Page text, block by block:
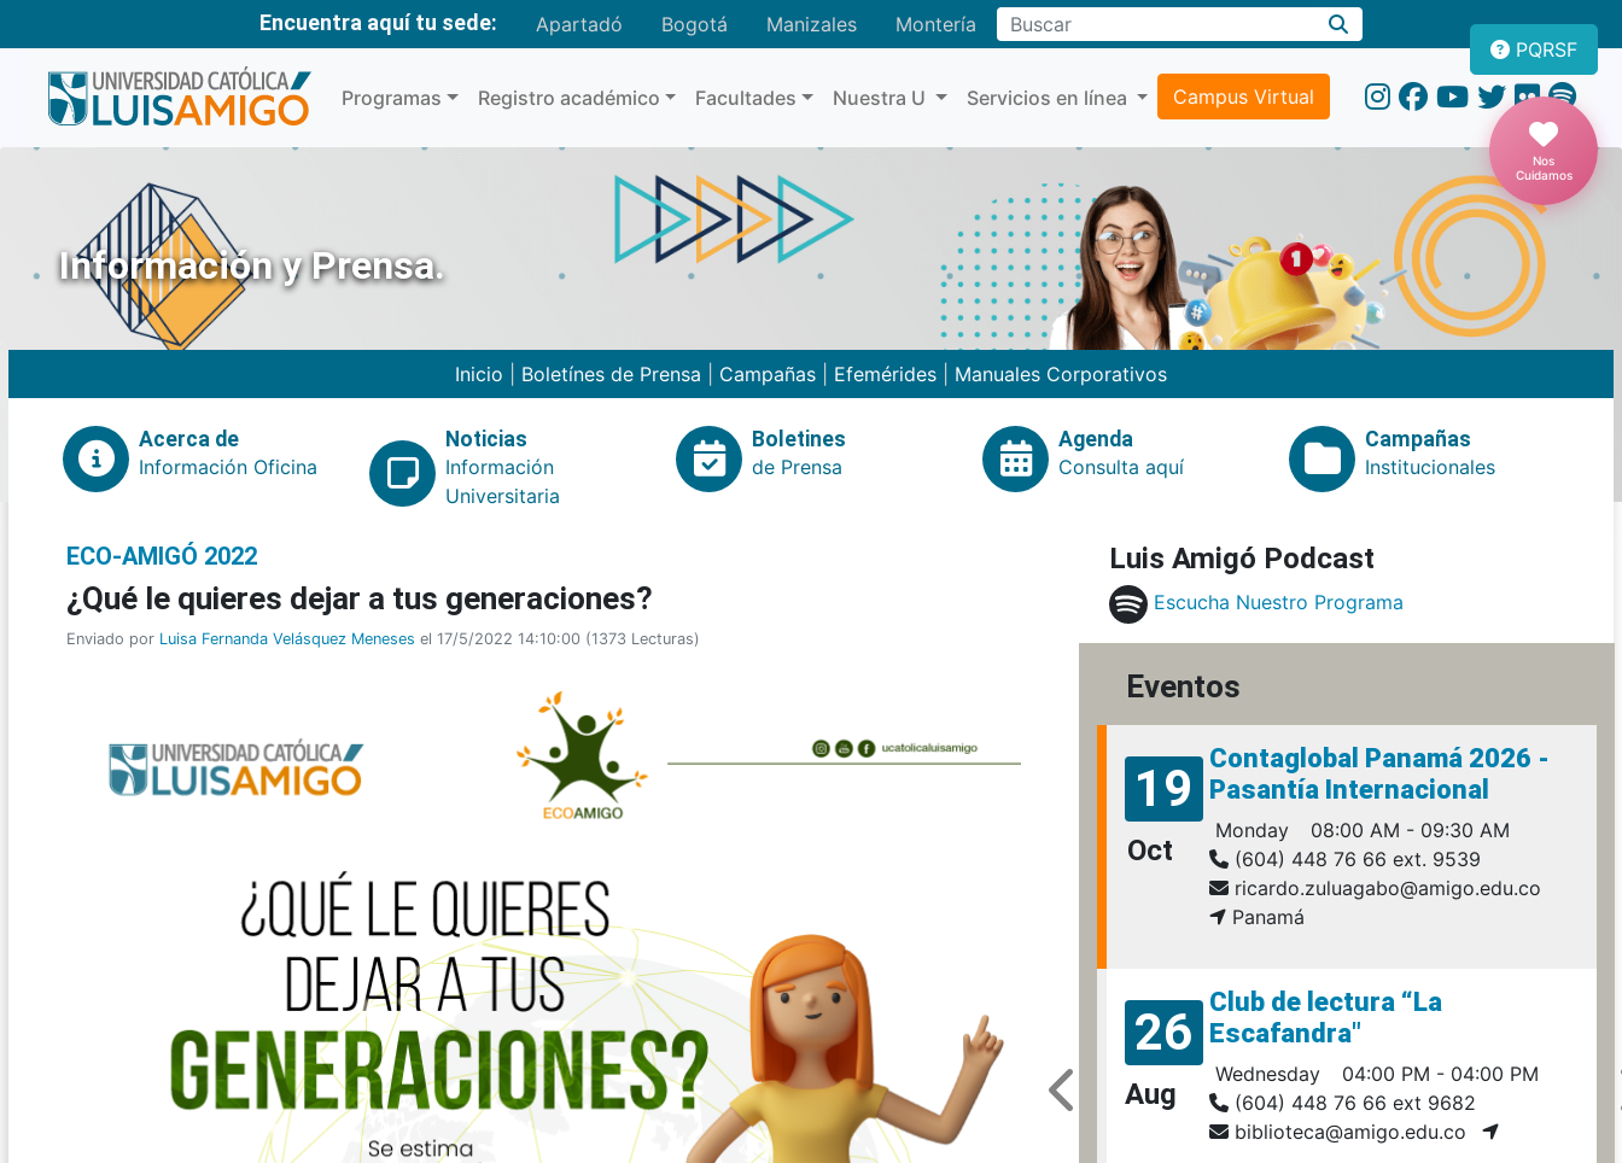
Encuentra aquí tu sede: Apartadó Bogotá Manizales MonteríaBuscar
Programas Registro académico Facultades Nuestra U Servicios en línea Campus Virtual
PQRSF
Nos
Cuidamos
Información y Prensa.
Inicio Boletínes de Prensa Campañas Efemérides Manuales Corporativos
Acerca de
Información Oficina
Noticias
Información
Universitaria
Boletines
de Prensa
Agenda
Consulta aquí
Campañas
Institucionales
ECO-AMIGÓ 2022
¿Qué le quieres dejar a tus generaciones?
Enviado por Luisa Fernanda Velásquez Meneses el 17/5/2022 14:10:00 (1373 Lecturas)
Luis Amigó Podcast
Escucha Nuestro Programa
Eventos
19
Oct
Contaglobal Panamá 2026 -
Pasantía Internacional
Monday
08:00 AM - 09:30 AM
(604) 448 76 66 ext. 9539
ricardo.zuluagabo@amigo.edu.co
Panamá
26
Aug
Club de lectura “La
Escafandra"
Wednesday
04:00 PM - 04:00 PM
(604) 448 76 66 ext 9682
biblioteca@amigo.edu.co